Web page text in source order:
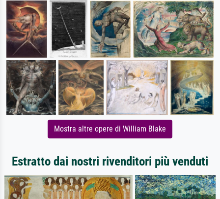
Mostra altre opere di William Blake
Estratto dai nostri rivenditori più venduti